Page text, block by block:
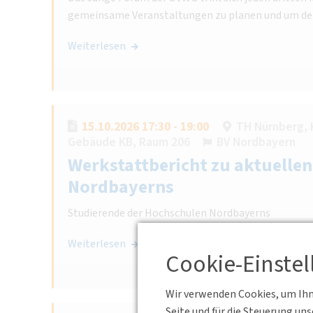
Cookie-
Wir verwenden Cookies, um
gemeinsame Veranstaltungen zu planen und um
Weiterlesen
15.10.2026 17:30 - 19:00
Werkstattbericht zu
Nordbayerns
Studierende der Hochschulen Nordbayerns
Weiterlesen